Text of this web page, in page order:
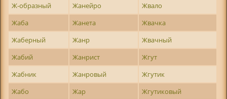
Ж-образный
Жанейро
Жвало
Жаба
Жанета
Жвачка
Жаберный
Жанр
Жвачный
Жабий
Жанрист
Жгут
Жабник
Жанровый
Жгутик
Жабо
Жар
Жгутиковый